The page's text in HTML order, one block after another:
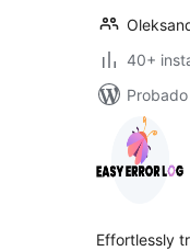
40+
Effortlessly